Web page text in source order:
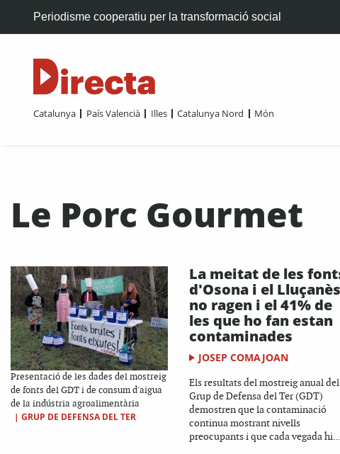
Periodisme cooperatiu per la transformació social
Catalunya País Valencià Illes Catalunya Nord Món
Le Porc Gourmet
Presentació de les dades del mostreig
de fonts del GDT i de consum d'aigua
de la indústria agroalimentària
| GRUP DE DEFENSA DEL TER
La meitat de les
d'Osona i el Lluçanès
no ragen i el 41% de
les que ho fan estan
contaminades
JOSEP COMAJOAN
Els resultats del mostreig anual del
Grup de Defensa del Ter (GDT)
demostren que la contaminació
continua mostrant nivells
preocupants i que cada vegada hi...